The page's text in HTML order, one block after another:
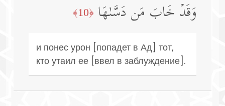
وَقَدۡ خَابَ مَن دَسَّىٰهَا ﴿10﴾
и понес урон [попадет в Ад] тот,
кто утаил ее [ввел в заблуждение].